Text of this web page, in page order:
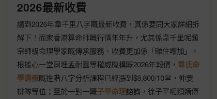
2026最新收費
講到2026年韋千里八字嘅最新收費，真係要同大家詳細拆
解下！而家香港算命師嘅行情年年升，尤其係韋千里呢類
宗師級命理學家嘅傳承服務，收費更加係「睇住嚟加」。
根據心一堂同埋孟耐園等權威機構嘅2026年報價， 韋氏命
學講義嘅進階八字分析課程已經漲到$8,800/10堂，仲要
排隊等位；至於一對一嘅子平命理諮詢，徐子平呢類嫡傳